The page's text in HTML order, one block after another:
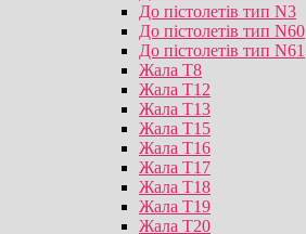
До пістолетів тип N3
До пістолетів тип N60
До пістолетів тип N61
Жала T8
Жала T12
Жала T13
Жала T15
Жала T16
Жала T17
Жала T18
Жала T19
Жала T20